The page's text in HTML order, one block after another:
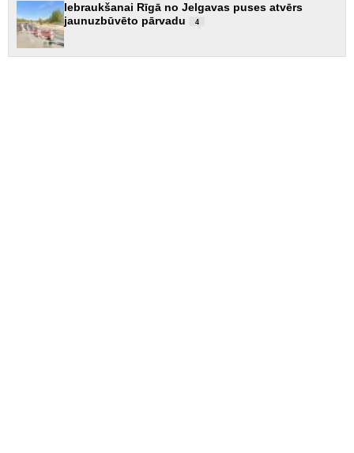
Iebraukšanai Rīgā no Jelgavas puses atvērs
jaunuzbūvēto pārvadu
4